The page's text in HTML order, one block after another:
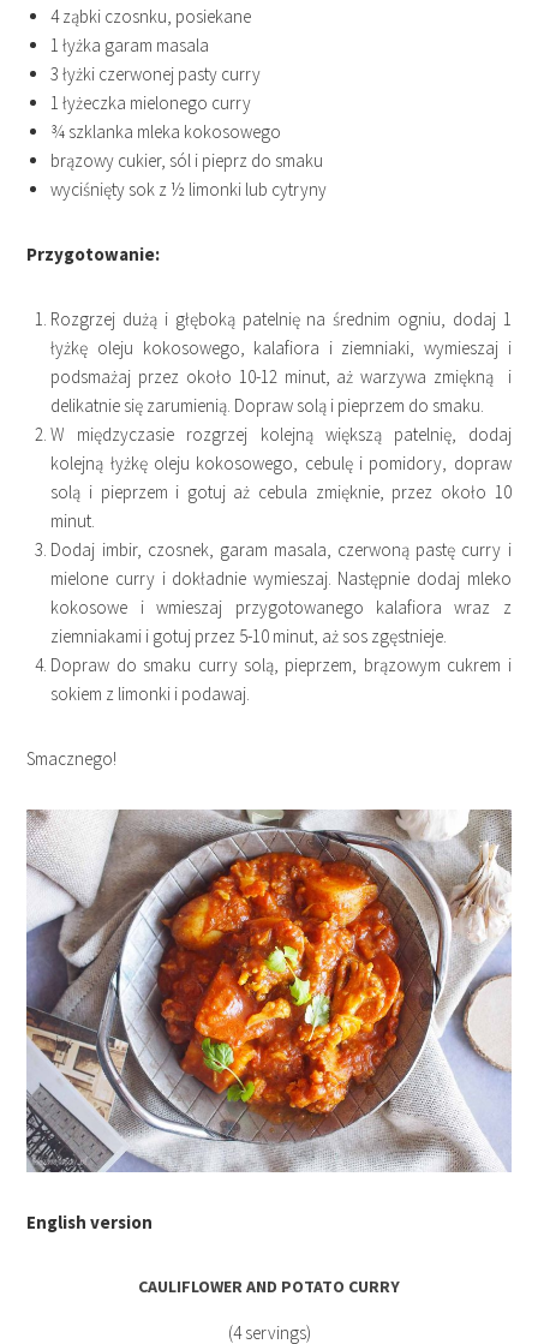
4 ząbki czosnku, posiekane
1 łyżka garam masala
3 łyżki czerwonej pasty curry
1 łyżeczka mielonego curry
¾ szklanka mleka kokosowego
brązowy cukier, sól i pieprz do smaku
wyciśnięty sok z ½ limonki lub cytryny
Przygotowanie:
Rozgrzej dużą i głęboką patelnię na średnim ogniu, dodaj 1
łyżkę oleju kokosowego, kalafiora i ziemniaki, wymieszaj i
podsmażaj przez około 10-12 minut, aż warzywa zmiękną i
delikatnie się zarumienią. Dopraw solą i pieprzem do smaku.
W międzyczasie rozgrzej kolejną większą patelnię, dodaj
kolejną łyżkę oleju kokosowego, cebulę i pomidory, dopraw
solą i pieprzem i gotuj aż cebula zmięknie, przez około 10
minut.
Dodaj imbir, czosnek, garam masala, czerwoną pastę curry i
mielone curry i dokładnie wymieszaj. Następnie dodaj mleko
kokosowe i wmieszaj przygotowanego kalafiora wraz z
ziemniakami i gotuj przez 5-10 minut, aż sos zgęstnieje.
Dopraw do smaku curry solą, pieprzem, brązowym cukrem i
sokiem z limonki i podawaj.
Smacznego!
English version
CAULIFLOWER AND POTATO CURRY
(4 servings)